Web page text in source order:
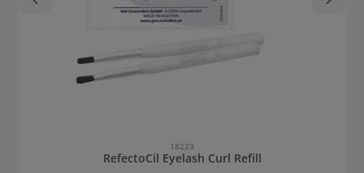
18223
RefectoCil Eyelash Curl Refill